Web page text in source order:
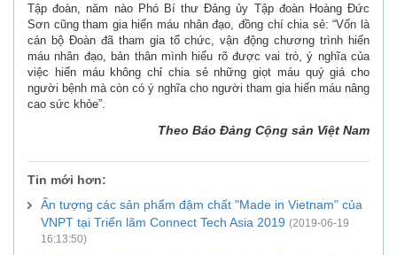
Tập đoàn, năm nào Phó Bí thư Đảng ủy Tập đoàn Hoàng Đức
Sơn cũng tham gia hiến máu nhân đạo, đồng chí chia sẻ: “Vốn là
cán bộ Đoàn đã tham gia tổ chức, vận động chương trình hiến
máu nhân đạo, bản thân mình hiểu rõ được vai trò, ý nghĩa của
việc hiến máu không chỉ chia sẻ những giọt máu quý giá cho
người bệnh mà còn có ý nghĩa cho người tham gia hiến máu nâng
cao sức khỏe”.
Theo Báo Đảng Cộng sản Việt Nam
Tin mới hơn:
Ấn tượng các sản phẩm đậm chất "Made in Vietnam" của
VNPT tại Triển lãm Connect Tech Asia 2019 (2019-06-19
16:13:50)